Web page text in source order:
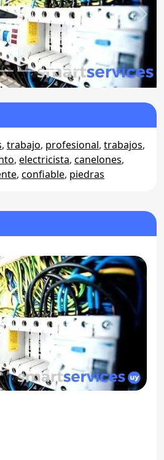
, trabajo, profesional, trabajos,
, electricista, canelones,
, confiable, piedras